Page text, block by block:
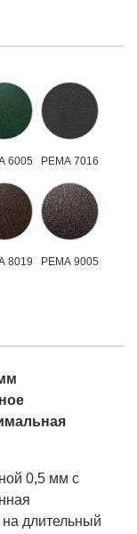
6005 РЕМА 7016
8019 РЕМА 9005
0,5 мм с
на длительный